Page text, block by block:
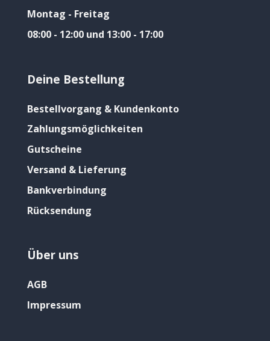
Montag - Freitag
08:00 - 12:00 und 13:00 - 17:00
Deine Bestellung
Bestellvorgang & Kundenkonto
Zahlungsmöglichkeiten
Gutscheine
Versand & Lieferung
Bankverbindung
Rücksendung
Über uns
AGB
Impressum